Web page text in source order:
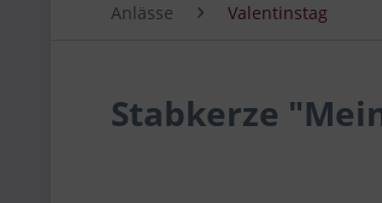
Anlässe Valentinstag
Stabkerze